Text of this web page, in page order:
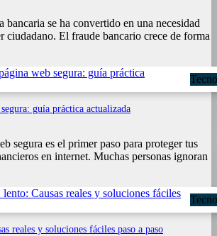
bancaria se ha convertido en una necesidad
ciudadano. El fraude bancario crece de forma
guía práctica actualizada
segura es el primer paso para proteger tus
en internet. Muchas personas ignoran
reales y soluciones fáciles paso a paso